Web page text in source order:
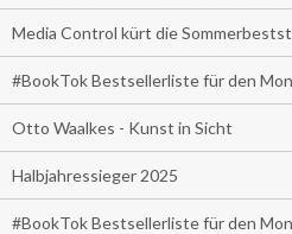
Media Control kürt die
#BookTok Bestsellerliste für den
Otto Waalkes - Kunst in Sicht
Halbjahressieger 2025
#BookTok Bestsellerliste für den